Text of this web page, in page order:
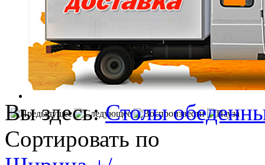
Вы здесь:Столы
Сортировать по